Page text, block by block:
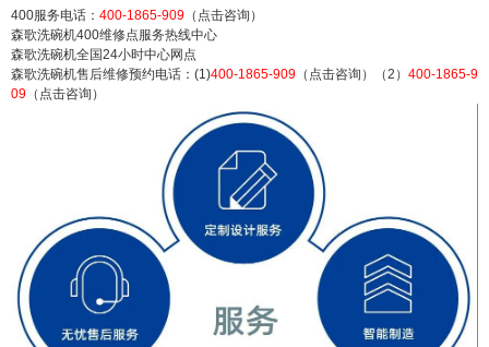
400服务电话： 400-1865-909 （点击咨询）
森歌洗碗机400维修点服务热线中心
森歌洗碗机全国24小时中心网点
森歌洗碗机售后维修预约电话：(1)400-1865-909 （点击咨询）（2） 400-1865-9
09 （点击咨询）
森歌洗碗机售后中心电话全国网点
400服务电话：400-1865-909（点击咨询） 森歌洗
碗机400维修点服务热线中心 森歌洗碗机全国24小
时中心网点 森歌洗碗机售后维修预约电话：(1)400-
1865-909（点击咨询）（2）400-1865-909（点击
咨询） 森歌洗碗机400全国售后上门维修电话号码
(1)400-1865-909（点击咨询）（2）400-1865-909
（点击咨询）...
扫描二维码继续阅读